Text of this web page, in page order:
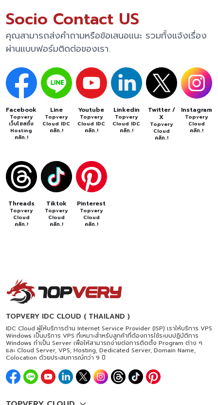
Socio Contact US
คุณสามารถส่งคำถามหรือข้อเสนอแนะ รวมทั้งแจ้งเรื่อง
ผ่านแบบฟอร์มติดต่อของเรา.
Facebook
Topvery
เว็บโฮสติ้ง
Hosting
คลิก..!
Line
Topvery
Cloud IDC
คลิก..!
Youtube
Topvery
Cloud IDC
คลิก..!
Linkedin
Topvery
Cloud IDC
คลิก..!
Twitter /
X
Topvery
Cloud
คลิก..!
Instagram
Topvery
Cloud
คลิก..!
Threads
Topvery
Cloud
คลิก..!
Tiktok
Topvery
Cloud
คลิก..!
Pinterest
Topvery
Cloud
คลิก..!
TOPVERY IDC CLOUD ( THAILAND )
IDC Cloud ผู้ให้บริการด้าน Internet Service Provider (ISP) เราให้บริการ VPS
Windows เป็นบริการ VPS ที่เหมาะสำหรับลูกค้าที่ต้องการใช้ระบบปฏิบัติการ
Windows ทำเป็น Server เพื่อให้สามารถง่ายต่อการติดตั้ง Program ต่าง ๆ
และ Cloud Server, VPS, Hosting, Dedicated Server, Domain Name,
Colocation ด้วยประสบการณ์กว่า 9 ปี